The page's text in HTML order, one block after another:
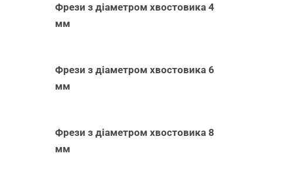
Фрези з діаметром хвостовика 4
мм
Фрези з діаметром хвостовика 6
мм
Фрези з діаметром хвостовика 8
мм